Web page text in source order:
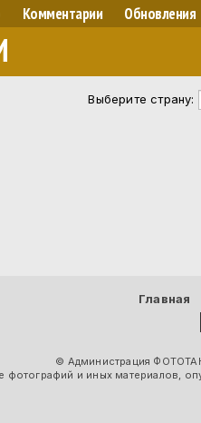
Комментарии Обновления
Выберите страну:
Главная
© Администрация
фотографий и иных материалов,